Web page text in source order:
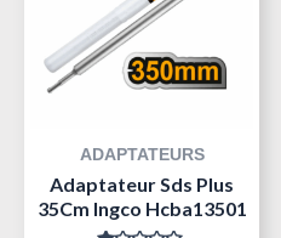
ADAPTATEURS
Adaptateur Sds Plus
35Cm Ingco Hcba13501